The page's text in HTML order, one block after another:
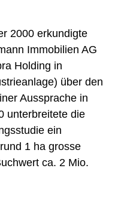
2000 erkundigte
Immobilien AG
Holding in
über den
Aussprache in
unterbreitete die
ein
1 ha grosse
ca. 2 Mio.